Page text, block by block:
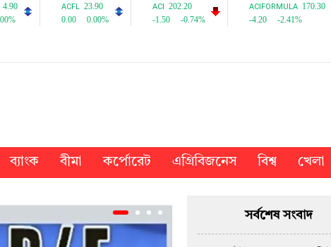
ব্যাংক বীমা কর্পোরেট এগ্রিবিজনেস বিশ্ব খেলা
সর্বশেষ সংবাদ